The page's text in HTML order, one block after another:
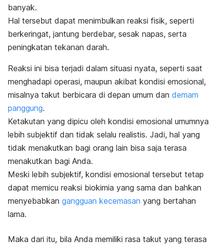
banyak.
Hal tersebut dapat menimbulkan reaksi fisik, seperti
berkeringat, jantung berdebar, sesak napas, serta
peningkatan tekanan darah.
Reaksi ini bisa terjadi dalam situasi nyata, seperti saat
menghadapi operasi, maupun akibat kondisi emosional,
misalnya takut berbicara di depan umum dan demam
panggung.
Ketakutan yang dipicu oleh kondisi emosional umumnya
lebih subjektif dan tidak selalu realistis. Jadi, hal yang
tidak menakutkan bagi orang lain bisa saja terasa
menakutkan bagi Anda.
Meski lebih subjektif, kondisi emosional tersebut tetap
dapat memicu reaksi biokimia yang sama dan bahkan
menyebabkan gangguan kecemasan yang bertahan
lama.
Maka dari itu, bila Anda memiliki rasa takut yang terasa